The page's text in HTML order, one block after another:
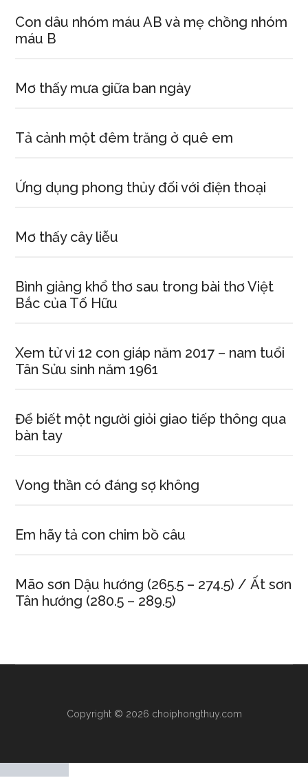
Con dâu nhóm máu AB và mẹ chồng nhóm
máu B
Mơ thấy mưa giữa ban ngày
Tả cảnh một đêm trăng ở quê em
Ứng dụng phong thủy đối với điện thoại
Mơ thấy cây liễu
Bình giảng khổ thơ sau trong bài thơ Việt
Bắc của Tố Hữu
Xem tử vi 12 con giáp năm 2017 – nam tuổi
Tân Sửu sinh năm 1961
Để biết một người giỏi giao tiếp thông qua
bàn tay
Vong thần có đáng sợ không
Em hãy tả con chim bồ câu
Mão sơn Dậu hướng (265.5 – 274.5) / Ất sơn
Tân hướng (280.5 – 289.5)
Copyright © 2026 choiphongthuy.com